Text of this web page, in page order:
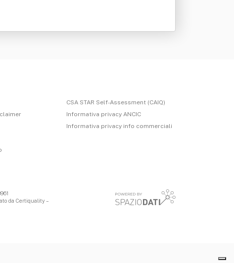
CSA STAR Self-Assessment (CAIQ)
Informativa privacy ANCIC
Informativa privacy info commerciali
da Certiquality –